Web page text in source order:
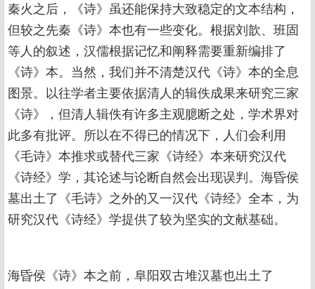
秦火之后，《诗》虽还能保持大致稳定的文本结构，
但较之先秦《诗》本也有一些变化。根据刘歆、班固
等人的叙述，汉儒根据记忆和阐释需要重新编排了
《诗》本。当然，我们并不清楚汉代《诗》本的全息
图景。以往学者主要依据清人的辑佚成果来研究三家
《诗》，但清人辑佚有许多主观臆断之处，学术界对
此多有批评。所以在不得已的情况下，人们会利用
《毛诗》本推求或替代三家《诗经》本来研究汉代
《诗经》学，其论述与论断自然会出现误判。海昏侯
墓出土了《毛诗》之外的又一汉代《诗经》全本，为
研究汉代《诗经》学提供了较为坚实的文献基础。
海昏侯《诗》本之前，阜阳双古堆汉墓也出土了